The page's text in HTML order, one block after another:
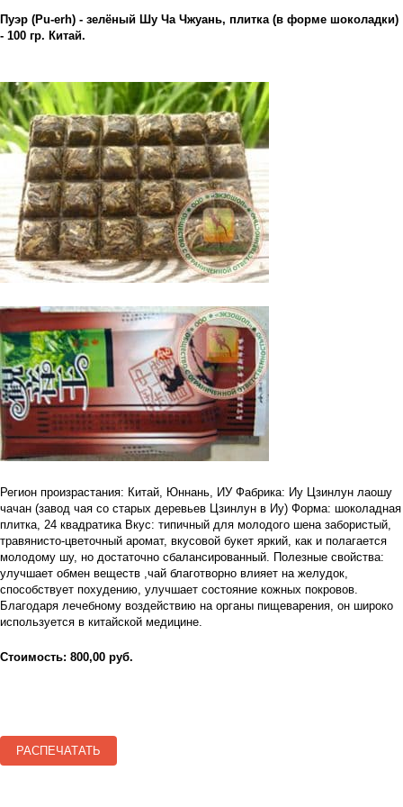
Пуэр (Pu-erh) - зелёный Шу Ча Чжуань, плитка (в форме шоколадки)
- 100 гр. Китай.
Регион произрастания: Китай, Юннань, ИУ Фабрика: Иу Цзинлун лаошу
чачан (завод чая со старых деревьев Цзинлун в Иу) Форма: шоколадная
плитка, 24 квадратика Вкус: типичный для молодого шена забористый,
травянисто-цветочный аромат, вкусовой букет яркий, как и полагается
молодому шу, но достаточно сбалансированный. Полезные свойства:
улучшает обмен веществ ,чай благотворно влияет на желудок,
способствует похудению, улучшает состояние кожных покровов.
Благодаря лечебному воздействию на органы пищеварения, он широко
используется в китайской медицине.
Стоимость: 800,00 руб.
РАСПЕЧАТАТЬ